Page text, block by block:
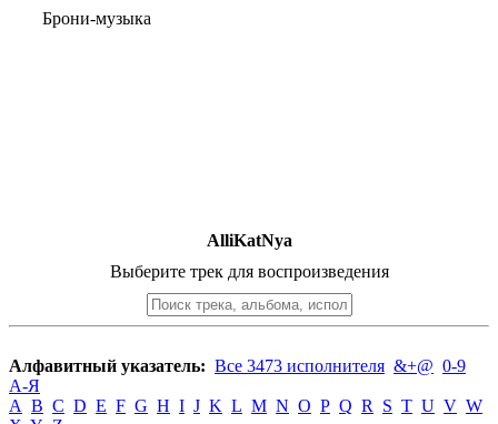
Брони-музыка
AlliKatNya
Выберите трек для воспроизведения
Алфавитный указатель: Все 3473 исполнителя &+@ 0-9
А-Я
A B C D E F G H I J K L M N O P Q R S T U V W